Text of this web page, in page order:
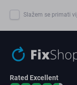
Slažem se primati
Rated Excellent